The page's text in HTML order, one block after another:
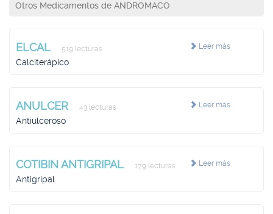
Otros Medicamentos de ANDROMACO
Leer más
ELCAL 519 lecturas
Calciterápico
Leer más
ANULCER 43 lecturas
Antiulceroso
Leer más
COTIBIN ANTIGRIPAL 179 lecturas
Antigripal